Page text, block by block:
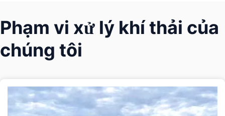
Phạm vi xử lý khí thải của
chúng tôi